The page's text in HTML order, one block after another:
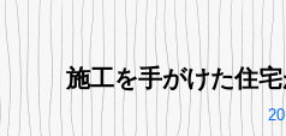
施工を手がけた住